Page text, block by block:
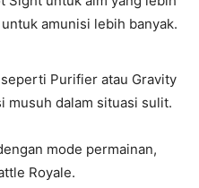
amunisi lebih banyak.
Purifier atau Gravity
musuh dalam situasi sulit.
mode permainan,
Royale.